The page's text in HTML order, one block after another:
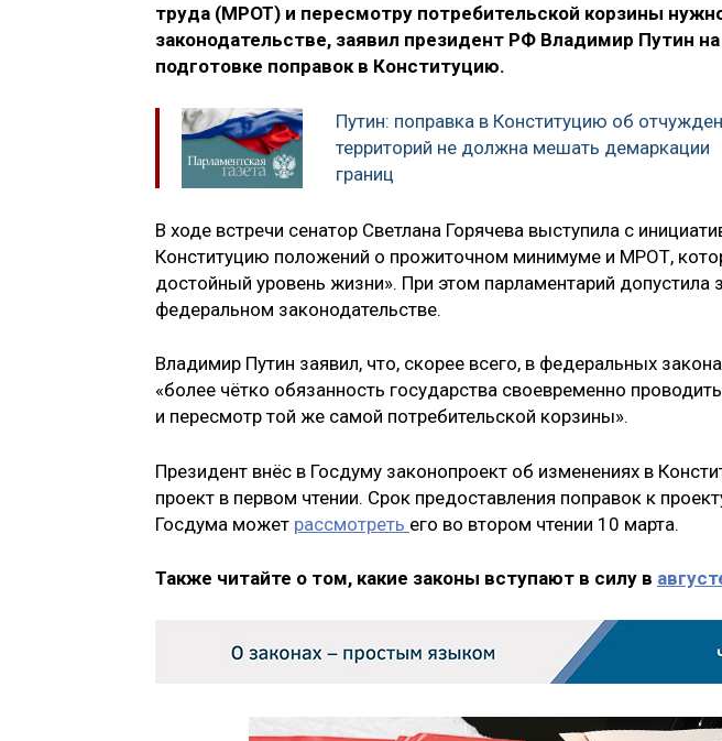
труда (МРОТ) и пересмотру потребительской корзины
законодательстве, заявил президент РФ Владимир Путин
подготовке поправок в Конституцию.
Путин: поправка в Конституцию об
территорий не должна мешать демаркации
границ
В ходе встречи сенатор Светлана Горячева выступила с
Конституцию положений о прожиточном минимуме и МРОТ,
достойный уровень жизни». При этом парламентарий допустила
федеральном законодательстве.
Владимир Путин заявил, что, скорее всего, в федеральных
«более чётко обязанность государства своевременно
и пересмотр той же самой потребительской корзины».
Президент внёс в Госдуму законопроект об изменениях в
проект в первом чтении. Срок предоставления поправок к
Госдума может рассмотреть его во втором чтении 10 марта.
Также читайте о том, какие законы вступают в силу в